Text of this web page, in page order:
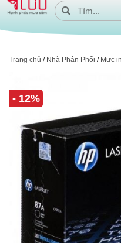
Trang chủ / Nhà Phân Phối / Mực in
- 12%